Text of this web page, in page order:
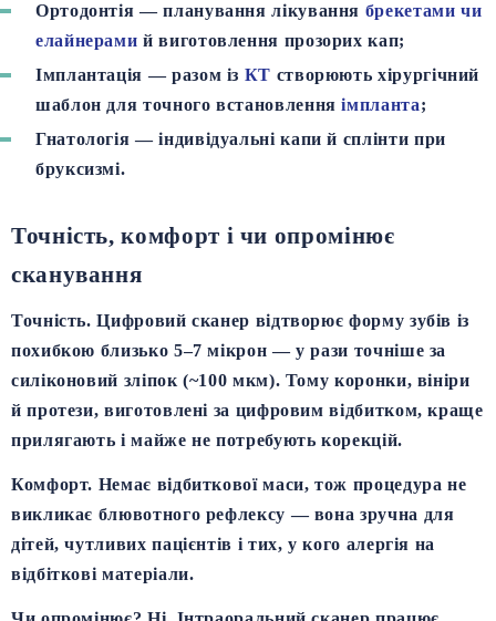
Ортодонтія — планування лікування брекетами чи
елайнерами й виготовлення прозорих кап;
Імплантація — разом із КТ створюють хірургічний
шаблон для точного встановленняімпланта;
Гнатологія — індивідуальні капи й сплінти при
бруксизмі.
Точність, комфорт і чи опромінює
сканування
Точність. Цифровий сканер відтворює форму зубів із
похибкою близько 5–7 мікрон — у рази точніше за
силіконовий зліпок (~100 мкм). Тому коронки, вініри
й протези, виготовлені за цифровим відбитком, краще
прилягають і майже не потребують корекцій.
Комфорт. Немає відбиткової маси, тож процедура не
викликає блювотного рефлексу — вона зручна для
дітей, чутливих пацієнтів і тих, у кого алергія на
відбіткові матеріали.